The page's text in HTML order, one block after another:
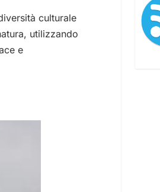
culturale
utilizzando
e